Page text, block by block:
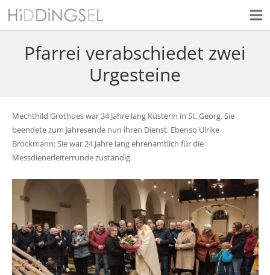
Pfarrei verabschiedet zwei
Urgesteine
Mechthild Grothues war 34 Jahre lang Küsterin in St. Georg. Sie
beendete zum Jahresende nun ihren Dienst. Ebenso Ulrike
Brockmann: Sie war 24 Jahre lang ehrenamtlich für die
Messdienerleiterrunde zuständig.